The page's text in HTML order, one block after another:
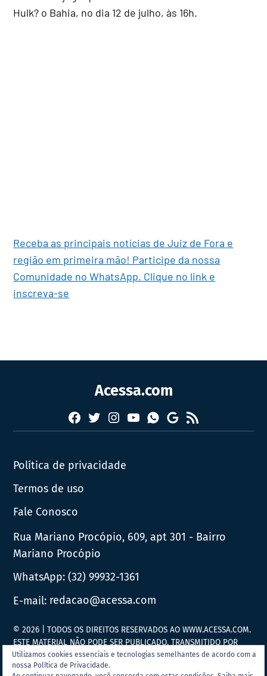
Hulk? o Bahia, no dia 12 de julho, às 16h.
Receba as principais notícias de Juiz de Fora e
região em primeira mão! Participe da nossa
Comunidade no WhatsApp. Clique no link e
inscreva-se
Acessa.com
Facebook
TwitterInstagram
YouTubeWhatsapp
Google
News
RSS
Política de privacidade
Termos de uso
Fale Conosco
Rua Mariano Procópio, 609, apt 301 - Bairro
Mariano Procópio
WhatsApp:(32) 99932-1361
E-mail: redacao@acessa.com
Utilizamos cookies essenciais e tecnologias semelhantes de acordo com a
nossa Política de Privacidade.
© 2026 | TODOS OS DIREITOS RESERVADOS AO WWW.ACESSA.COM.
ESTE MATERIAL NÃO PODE SER PUBLICADO, TRANSMITIDO POR
BROADCAST, REESCRITO OU REDISTRIBUÍDO SEM PRÉVIA
AUTORIZAÇÃO.